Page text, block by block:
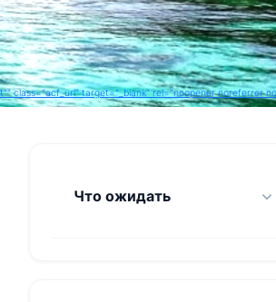
ROK NAI)
class="acf_url" target="_blank" rel="noopener noreferrer
Что ожидать